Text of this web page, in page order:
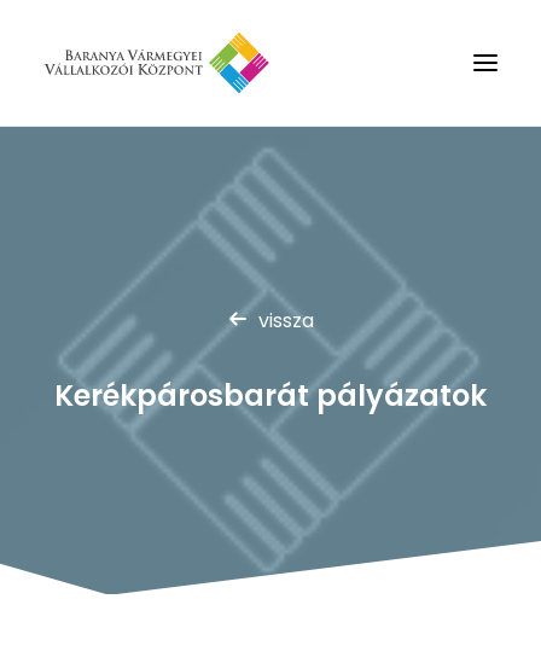
Rólunk
Szolgáltatások
Hírek
Partnerek
Kapcsolat
Keresés
vissza
Kerékpárosbarát pályázatok